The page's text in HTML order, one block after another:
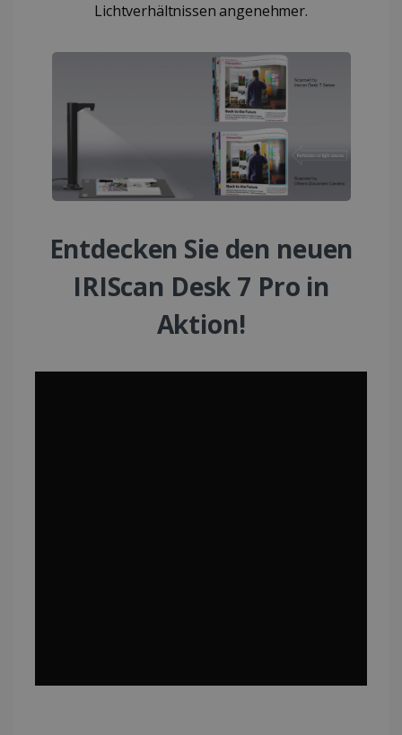
Lichtverhältnissen angenehmer.
Entdecken Sie den neuen
IRIScan Desk 7 Pro in
Aktion!